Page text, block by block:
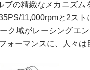
ブの精緻なメカニズム
11,000rpmと2スト
ク域がレーシングエ
ォーマンスに、人々は